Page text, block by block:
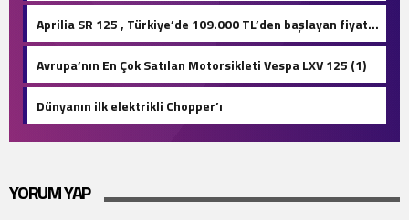
Aprilia SR 125 , Türkiye’de 109.000 TL’den başlayan fiyatla
satışa sunuldu.
Avrupa’nın En Çok Satılan Motorsikleti Vespa LXV 125 (1)
Dünyanın ilk elektrikli Chopper’ı
YORUM YAP